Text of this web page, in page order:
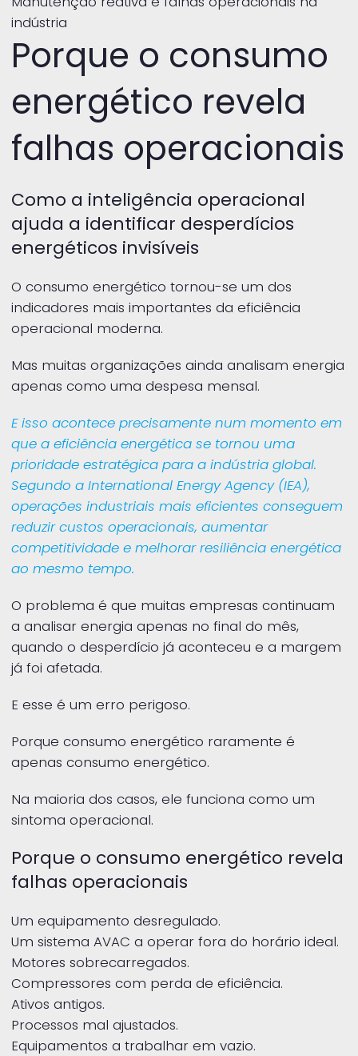
indústria
Porque o consumo
energético revela
falhas operacionais
Como a inteligência operacional
ajuda a identificar desperdícios
energéticos invisíveis
O consumo energético tornou-se um dos
indicadores mais importantes da eficiência
operacional moderna.
Mas muitas organizações ainda analisam energia
apenas como uma despesa mensal.
E isso acontece precisamente num momento em
que a eficiência energética se tornou uma
prioridade estratégica para a indústria global.
Segundo a International Energy Agency (IEA),
operações industriais mais eficientes conseguem
reduzir custos operacionais, aumentar
competitividade e melhorar resiliência energética
ao mesmo tempo.
O problema é que muitas empresas continuam
a analisar energia apenas no final do mês,
quando o desperdício já aconteceu e a margem
já foi afetada.
E esse é um erro perigoso.
Porque consumo energético raramente é
apenas consumo energético.
Na maioria dos casos, ele funciona como um
sintoma operacional.
Porque o consumo energético revela
falhas operacionais
Um equipamento desregulado.
Um sistema AVAC a operar fora do horário ideal.
Motores sobrecarregados.
Compressores com perda de eficiência.
Ativos antigos.
Processos mal ajustados.
Equipamentos a trabalhar em vazio.